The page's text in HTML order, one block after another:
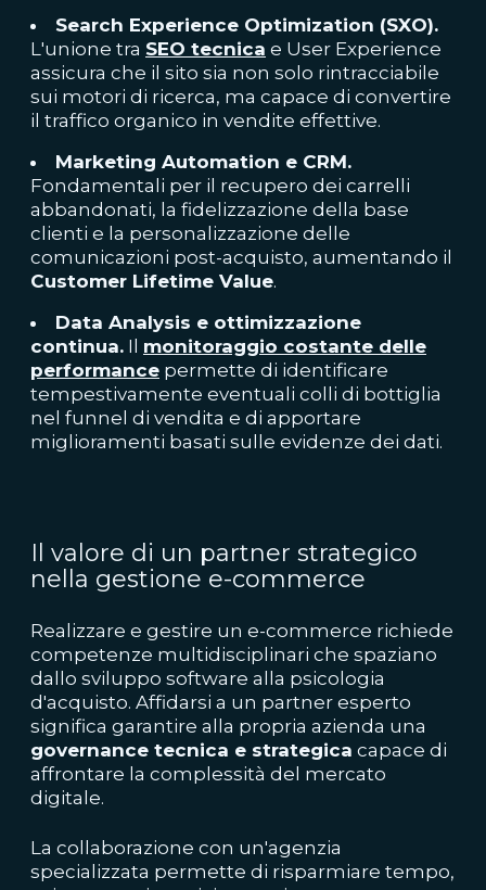
Search Experience Optimization (SXO).
L'unione tra SEO tecnica e User Experience
assicura che il sito sia non solo rintracciabile
sui motori di ricerca, ma capace di convertire
il traffico organico in vendite effettive.
Marketing Automation e CRM.
Fondamentali per il recupero dei carrelli
abbandonati, la fidelizzazione della base
clienti e la personalizzazione delle
comunicazioni post-acquisto, aumentando il
Customer Lifetime Value.
Data Analysis e ottimizzazione
continua. Il monitoraggio costante delle
performance permette di identificare
tempestivamente eventuali colli di bottiglia
nel funnel di vendita e di apportare
miglioramenti basati sulle evidenze dei dati.
Il valore di un partner strategico
nella gestione e-commerce
Realizzare e gestire un e-commerce richiede
competenze multidisciplinari che spaziano
dallo sviluppo software alla psicologia
d'acquisto. Affidarsi a un partner esperto
significa garantire alla propria azienda una
governance tecnica e strategica capace di
affrontare la complessità del mercato
digitale.
La collaborazione con un'agenzia
specializzata permette di risparmiare tempo,